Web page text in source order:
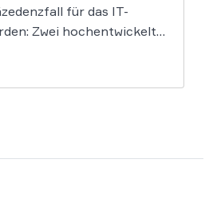
für das IT-
Zwei hochentwickelte
ausgebrochen
der externen